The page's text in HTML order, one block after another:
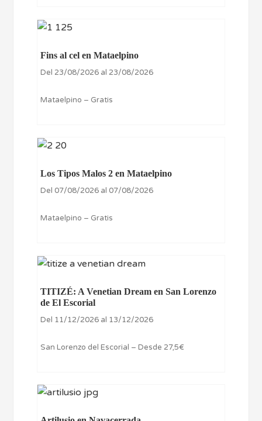
Fins al cel en Mataelpino
Del 23/08/2026 al 23/08/2026
Mataelpino – Gratis
Los Tipos Malos 2 en Mataelpino
Del 07/08/2026 al 07/08/2026
Mataelpino – Gratis
TITIZÉ: A Venetian Dream en San Lorenzo
de El Escorial
Del 11/12/2026 al 13/12/2026
San Lorenzo del Escorial – Desde 27,5€